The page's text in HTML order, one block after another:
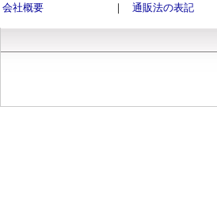
会社概要 ｜ 通販法の表記